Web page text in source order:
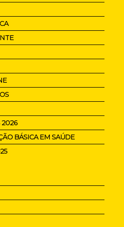
2026
BÁSICA EM SAÚDE